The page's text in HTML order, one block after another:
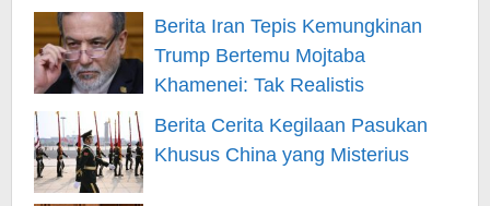
Berita Iran Tepis Kemungkinan
Trump Bertemu Mojtaba
Khamenei: Tak Realistis
Berita Cerita Kegilaan Pasukan
Khusus China yang Misterius